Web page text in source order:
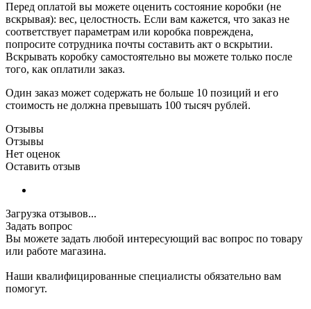
Перед оплатой вы можете оценить состояние коробки (не
вскрывая): вес, целостность. Если вам кажется, что заказ не
соответствует параметрам или коробка повреждена,
попросите сотрудника почты составить акт о вскрытии.
Вскрывать коробку самостоятельно вы можете только после
того, как оплатили заказ.
Один заказ может содержать не больше 10 позиций и его
стоимость не должна превышать 100 тысяч рублей.
Отзывы
Отзывы
Нет оценок
Оставить отзыв
Загрузка отзывов...
Задать вопрос
Вы можете задать любой интересующий вас вопрос по товару
или работе магазина.
Наши квалифицированные специалисты обязательно вам
помогут.